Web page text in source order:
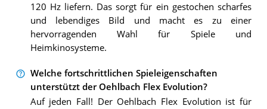
120 Hz liefern. Das sorgt für ein gestochen scharfes
und lebendiges Bild und macht es zu einer
hervorragenden Wahl für Spiele und
Heimkinosysteme.
Welche fortschrittlichen Spieleigenschaften
unterstützt der Oehlbach Flex Evolution?
Auf jeden Fall! Der Oehlbach Flex Evolution ist für